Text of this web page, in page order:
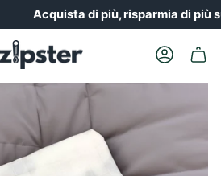
Acquista di più, risparmia di più su
Il